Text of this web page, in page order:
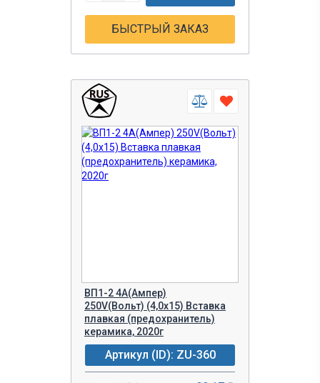
БЫСТРЫЙ ЗАКАЗ
ВП1-2 4A(Ампер)
250V(Вольт) (4,0х15) Вставка
плавкая (предохранитель)
керамика, 2020г
Артикул (ID): ZU-360